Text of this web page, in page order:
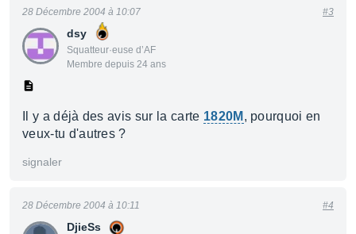
dsy
Squatteur·euse d’AF
Membre depuis 24 ans
28 Décembre 2004 à 10:07 #3
Il y a déjà des avis sur la carte 1820M , pourquoi en
veux-tu d'autres ?
signaler
DjieSs
28 Décembre 2004 à 10:11 #4